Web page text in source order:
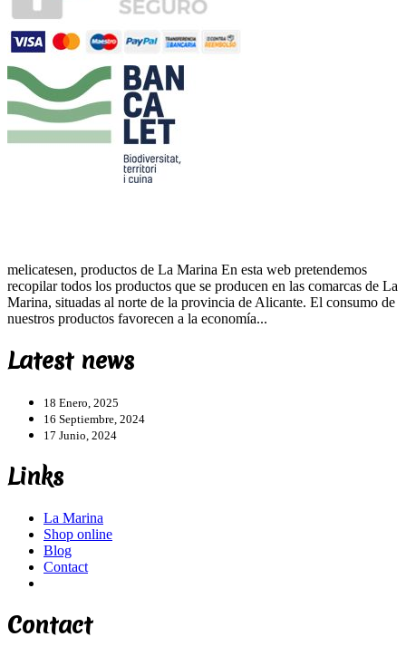
melicatesen, productos de La Marina En esta web pretendemos
recopilar todos los productos que se producen en las comarcas de La
Marina, situadas al norte de la provincia de Alicante. El consumo de
nuestros productos favorecen a la economía...
Latest news
18 Enero, 2025
16 Septiembre, 2024
17 Junio, 2024
Links
La Marina
Shop online
Blog
Contact
Contact